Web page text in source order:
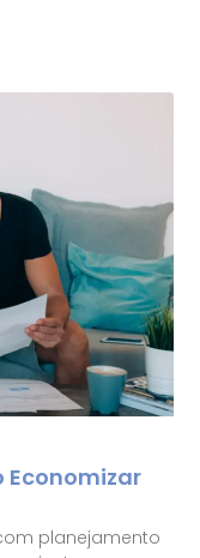
Economizar
planejamento